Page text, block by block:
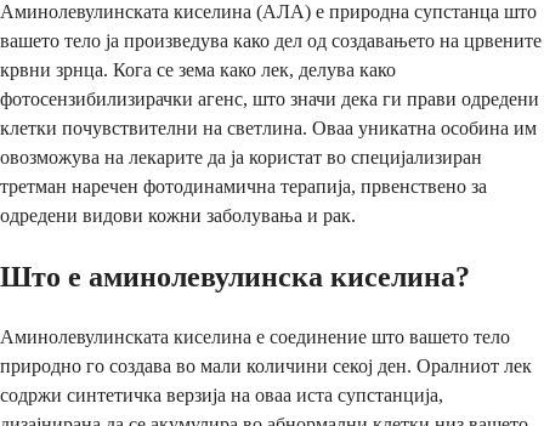
Аминолевулинската киселина (АЛА) е природна супстанца што
вашето тело ја произведува како дел од создавањето на црвените
крвни зрнца. Кога се зема како лек, делува како
фотосензибилизирачки агенс, што значи дека ги прави одредени
клетки почувствителни на светлина. Оваа уникатна особина им
овозможува на лекарите да ја користат во специјализиран
третман наречен фотодинамична терапија, првенствено за
одредени видови кожни заболувања и рак.
Што е аминолевулинска киселина?
Аминолевулинската киселина е соединение што вашето тело
природно го создава во мали количини секој ден. Оралниот лек
содржи синтетичка верзија на оваа иста супстанција,